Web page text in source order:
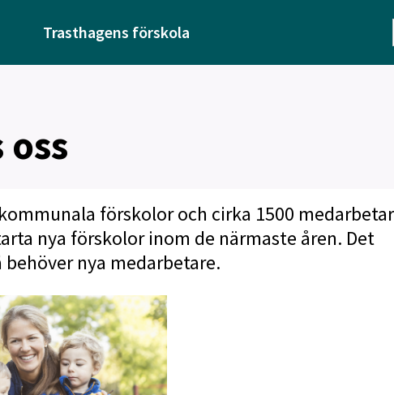
Trasthagens förskola
förskolor och cirka 1500
nya förskolor inom de närmaste åren. Det
nya medarbetare.